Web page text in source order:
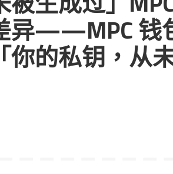
异——MPC 钱
你的私钥，从